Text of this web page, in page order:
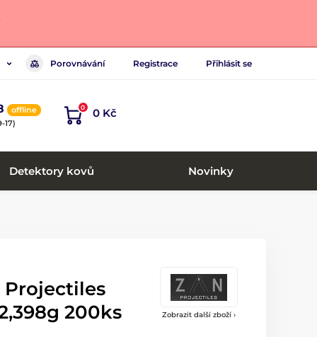
Porovnávání Registrace Přihlásit se
offline
17)
0 0 Kč
Detektory kovů Novinky
Zobrazit další zboží ›
Projectiles
200ks